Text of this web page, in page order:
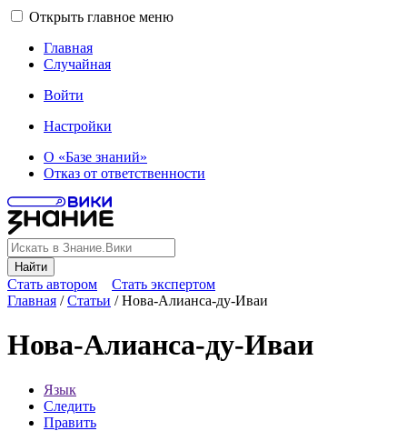
Открыть главное меню
Главная
Случайная
Войти
Настройки
О «Базе знаний»
Отказ от ответственности
Найти
Стать автором
Стать экспертом
Главная /Статьи /Нова-Алианса-ду-Иваи
Нова-Алианса-ду-Иваи
Язык
Следить
Править